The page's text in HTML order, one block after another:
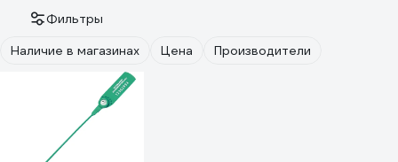
Фильтры
Наличие в магазинах
Цена Производители